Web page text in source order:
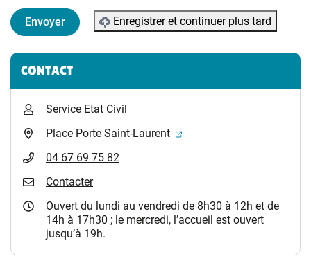
Enregistrer et continuer plus tard
Informations complémentaires
CONTACT
Service Etat Civil
Place Porte Saint-Laurent
(ouverture dans un
04 67 69 75 82
Contacter
Ouvert du lundi au vendredi de 8h30 à 12h et de
14h à 17h30 ; le mercredi, l’accueil est ouvert
jusqu’à 19h.